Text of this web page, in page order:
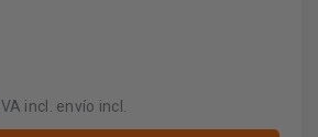
IVA incl. envío incl.